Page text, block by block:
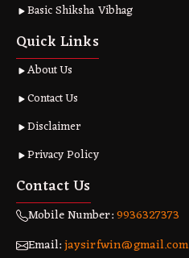
Basic Shiksha Vibhag
Quick Links
About Us
Contact Us
Disclaimer
Privacy Policy
Contact Us
Mobile Number:9936327373
Email:jaysirfwin@gmail.com